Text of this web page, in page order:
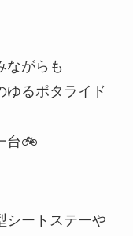
ながらも
ゆるポタライド
台🚲
シートステーや